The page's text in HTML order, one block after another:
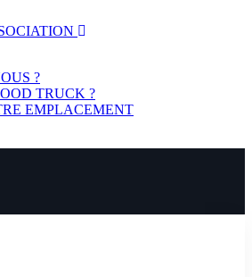
?
TRUCK ?
EMPLACEMENT